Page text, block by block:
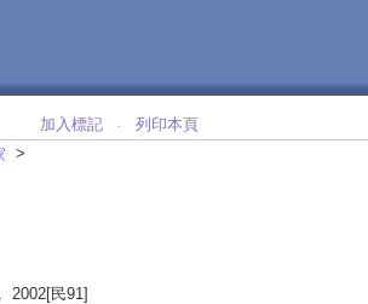
加入標記 ‧
列印本頁
>
2002[民91]